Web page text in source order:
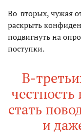
Во-вторых, чужая
раскрыть
подвигнуть на
поступки.
В-
стать
и